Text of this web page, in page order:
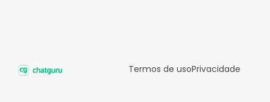
Termos de usoPrivacidade